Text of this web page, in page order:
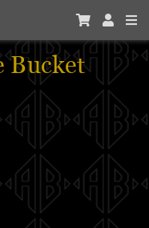
Bucket